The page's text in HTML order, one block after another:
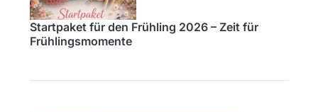
Startpaket für den Frühling 2026 – Zeit für
Frühlingsmomente